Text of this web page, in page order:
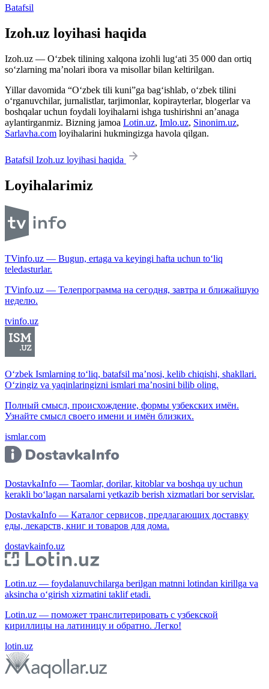
Batafsil
Izoh.uz loyihasi haqida
Izoh.uz — O‘zbek tilining xalqona izohli lug‘ati 35 000 dan ortiq
so‘zlarning ma’nolari ibora va misollar bilan keltirilgan.
Yillar davomida “O‘zbek tili kuni”ga bag‘ishlab, o‘zbek tilini
o‘rganuvchilar, jurnalistlar, tarjimonlar, kopirayterlar, blogerlar va
boshqalar uchun foydali loyihalarni ishga tushirishni an’anaga
aylantirganmiz. Bizning jamoa Lotin.uz, Imlo.uz, Sinonim.uz,
Sarlavha.com loyihalarini hukmingizga havola qilgan.
Batafsil Izoh.uz loyihasi haqida
Loyihalarimiz
TVinfo.uz — Bugun, ertaga va keyingi hafta uchun to‘liq
teledasturlar.
TVinfo.uz — Телепрограмма на сегодня, завтра и ближайшую
неделю.
tvinfo.uz
O‘zbek Ismlarning to‘liq, batafsil ma’nosi, kelib chiqishi, shakllari.
O‘zingiz va yaqinlaringizni ismlari ma’nosini bilib oling.
Полный смысл, происхождение, формы узбекских имён.
Узнайте смысл своего имени и имён близких.
ismlar.com
DostavkaInfo — Taomlar, dorilar, kitoblar va boshqa uy uchun
kerakli bo‘lagan narsalarni yetkazib berish xizmatlari bor servislar.
DostavkaInfo — Каталог сервисов, предлагающих доставку
еды, лекарств, книг и товаров для дома.
dostavkainfo.uz
Lotin.uz — foydalanuvchilarga berilgan matnni lotindan kirillga va
aksincha o‘girish xizmatini taklif etadi.
Lotin.uz — поможет транслитерировать с узбекской
кириллицы на латиницу и обратно. Легко!
lotin.uz